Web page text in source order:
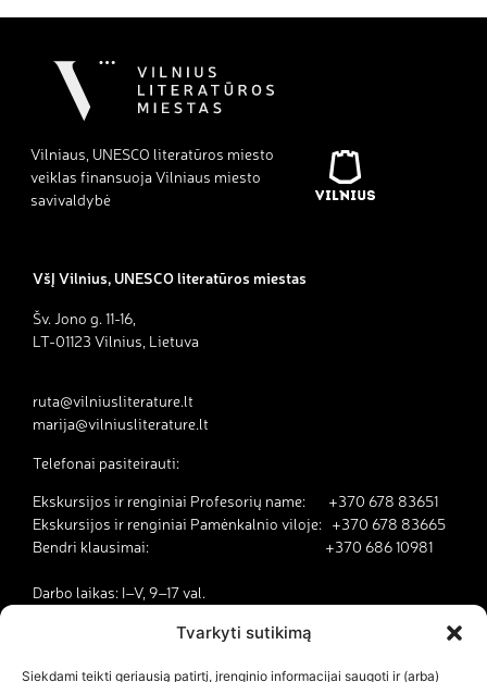
Tvarkyti sutikimą
Siekdami teikti geriausią patirtį, įrenginio informacijai saugoti ir (arba)
Vilniaus, UNESCO literatūros miesto
veiklas finansuoja Vilniaus miesto
savivaldybė
VšĮ Vilnius, UNESCO literatūros miestas
Šv. Jono g. 11-16,
LT-01123 Vilnius, Lietuva
ruta@vilniusliterature.lt
marija@vilniusliterature.lt
Telefonai pasiteirauti:
Ekskursijos ir renginiai Profesorių name: +370 678 83651
Ekskursijos ir renginiai Pamėnkalnio viloje: +370 678 83665
Bendri klausimai: +370 686 10981
Darbo laikas: I–V, 9–17 val.